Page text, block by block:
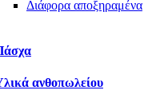
Διάφορα αποξηραμένα
ανθοπωλείου